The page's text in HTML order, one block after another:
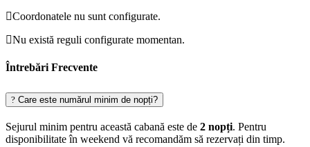
Coordonatele nu sunt configurate.
Nu există reguli configurate momentan.
Întrebări Frecvente
Care este numărul minim de nopți?
Sejurul minim pentru această cabană este de 2 nopți. Pentru
disponibilitate în weekend vă recomandăm să rezervați din timp.